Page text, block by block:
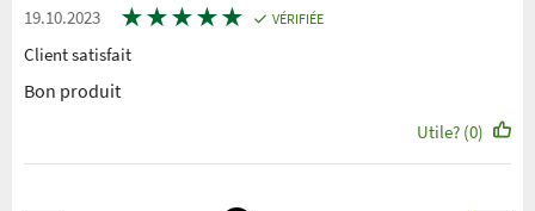
19.10.2023 ★★★★★ VÉRIFIÉE
Client satisfait
Bon produit
Utile? (0)